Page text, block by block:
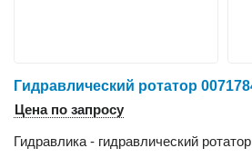
Цена по запросу
Гидравлика - гидравлический ротатор